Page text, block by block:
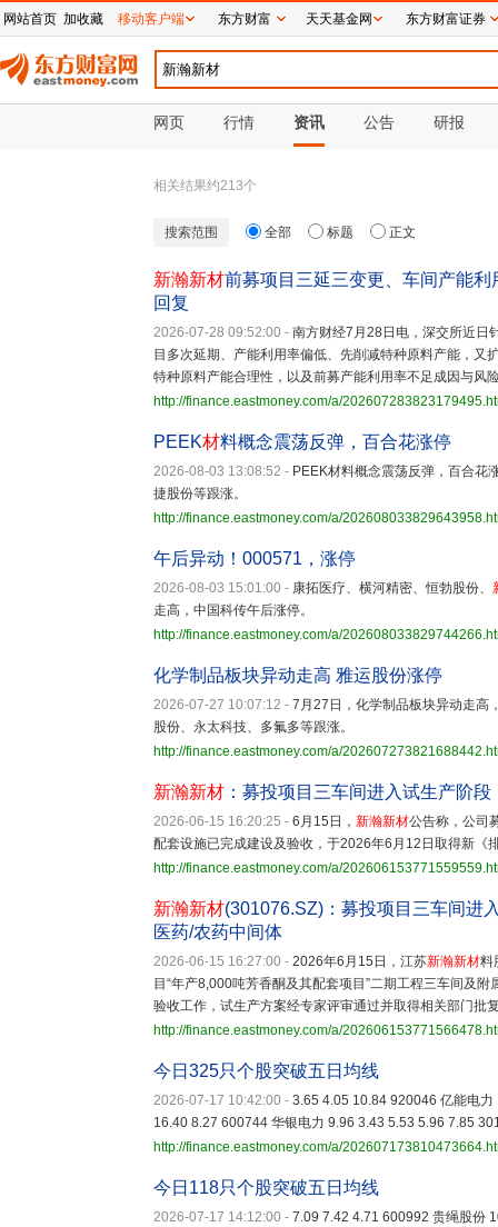
网页 行情 资讯 公告 研报
相关结果约213个
搜索范围 全部 标题 正文
新瀚新材前募项目三延三变更、车间产能
回复
2026-07-28 09:52:00 - 南方财经7月28日电，深交所近日
目多次延期、产能利用率偏低、先削减特种原料产能，
特种原料产能合理性，以及前募产能利用率不足成因与风
http://finance.eastmoney.com/a/
PEEK材料概念震荡反弹，百合花涨停
2026-08-03 13:08:52 - PEEK材料概念震荡反弹，百合花
捷股份等跟涨。
http://finance.eastmoney.com/a/
午后异动！000571，涨停
2026-08-03 15:01:00 - 康拓医疗、横河精密、恒勃股份、
走高，中国科传午后涨停。
http://finance.eastmoney.com/a/
化学制品板块异动走高 雅运股份涨停
2026-07-27 10:07:12 - 7月27日，化学制品板块异动走高
股份、永太科技、多氟多等跟涨。
http://finance.eastmoney.com/a/
新瀚新材 ：募投项目三车间进入试生产阶段
2026-06-15 16:20:25 - 6月15日， 新瀚新材公告称，公司
配套设施已完成建设及验收，于2026年6月12日取得新《
http://finance.eastmoney.com/a/
新瀚新材(301076.SZ)：募投项目三车间进
医药/农药中间体
2026-06-15 16:27:00 - 2026年6月15日，江苏新瀚新材料
目“年产8,000吨芳香酮及其配套项目”二期工程三车间及
验收工作，试生产方案经专家评审通过并取得相关部门批
http://finance.eastmoney.com/a/
今日325只个股突破五日均线
2026-07-17 10:42:00 - 3.65 4.05 10.84 920046 亿能电
16.40 8.27 600744 华银电力 9.96 3.43 5.53 5.96 7.85
http://finance.eastmoney.com/a/
今日118只个股突破五日均线
2026-07-17 14:12:00 - 7.09 7.42 4.71 600992 贵绳股份
网站首页 加收藏 移动客户端 东方财富 天天基金网 东方财富证券